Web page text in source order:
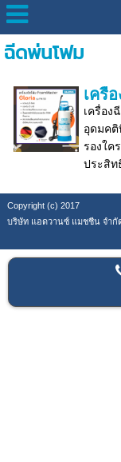
ฉีดพ่นโฟม
เครื่
เครื่อง
อุดมคติ
รองใค
ประสิท
Copyright (c) 2017
บริษัท แอดวานซ์ แมชชีน จำกั